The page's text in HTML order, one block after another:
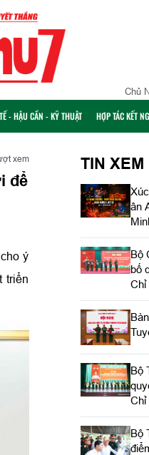
Chủ
- HẬU CẦN - KỸ THUẬT HỢP TÁC KẾT
xem
để
ý
triển
TIN XEM
ân
Bộ
bố
Chỉ
Bộ
Chỉ
Bộ